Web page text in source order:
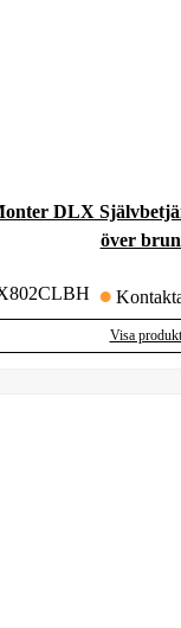
DLX
över
Visa produkt